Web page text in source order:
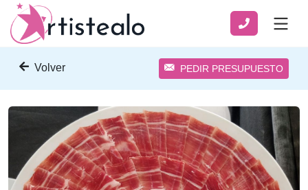
Volver PEDIR PRESUPUESTO